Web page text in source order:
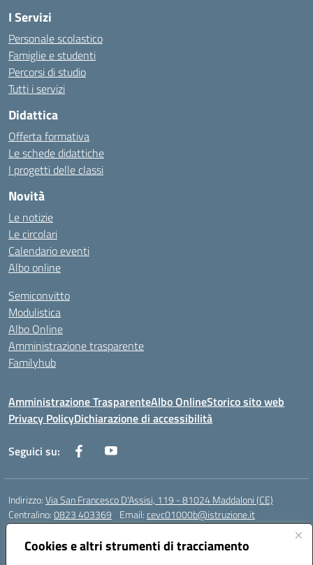
Cookies e altri strumenti di tracciamento
I Servizi
Personale scolastico
Famiglie e studenti
Percorsi di studio
Tutti i servizi
Didattica
Offerta formativa
Le schede didattiche
I progetti delle classi
Novità
Le notizie
Le circolari
Calendario eventi
Albo online
Semiconvitto
Modulistica
Albo Online
Amministrazione trasparente
Familyhub
Amministrazione TrasparenteAlbo OnlineStorico sito web
Privacy PolicyDichiarazione di accessibilità
Seguici su:
Indirizzo:Via San Francesco D'Assisi, 119 - 81024 Maddaloni (CE)
Centralino:0823 403369 Email:cevc01000b@istruzione.it
Posta elettronica certificata (PEC):
Codice fiscale: 80004990612 (Convitto) - 93044680614 (Scuole